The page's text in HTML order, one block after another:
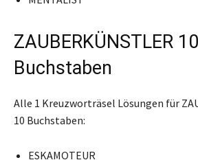
ZAUBERKÜNSTLER 10
Buchstaben
Alle 1 Kreuzworträsel Lösungen für
10 Buchstaben:
ESKAMOTEUR